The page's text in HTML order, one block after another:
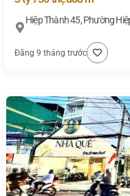
Hiệp Thành 45, Phường
Đăng 9 tháng trước